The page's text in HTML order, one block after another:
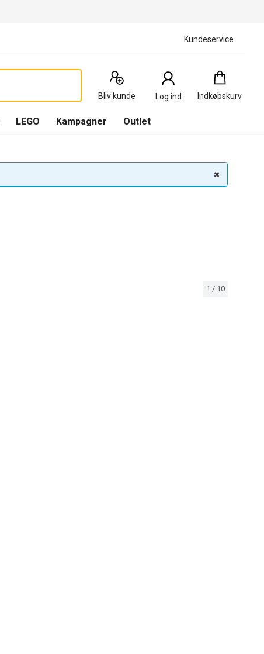
Kundeservice
Bliv kunde Log ind Indkøbskurv
Indkøbskurv
0
Produkter
LEGO Kampagner Outlet
1 / 10